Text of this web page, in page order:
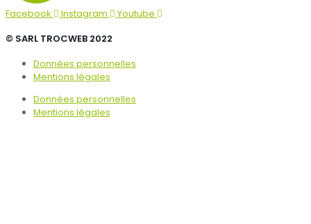
Facebook Instagram
Youtube
© SARL TROCWEB 2022
Données personnelles
Mentions légales
Données personnelles
Mentions légales